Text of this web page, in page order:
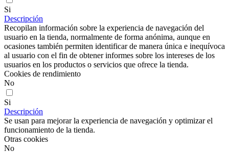
Si
Descripción
Recopilan información sobre la experiencia de navegación del
usuario en la tienda, normalmente de forma anónima, aunque en
ocasiones también permiten identificar de manera única e inequívoca
al usuario con el fin de obtener informes sobre los intereses de los
usuarios en los productos o servicios que ofrece la tienda.
Cookies de rendimiento
No
Si
Descripción
Se usan para mejorar la experiencia de navegación y optimizar el
funcionamiento de la tienda.
Otras cookies
No